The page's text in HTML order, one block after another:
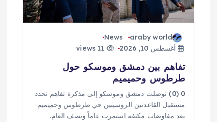
araby world
News
أغسطس 10, 2026
تفاهم بين دمشق وموسكو حول
طرطوس وحميميم
0 (0) توصلت دمشق وموسكو إلى مذكرة تفاهم تحدد ​
مستقبل القاعدتين الروسيتين في طرطوس وحميميم
بعد مفاوضات مكثفة استمرت عاماً ونصف العام.